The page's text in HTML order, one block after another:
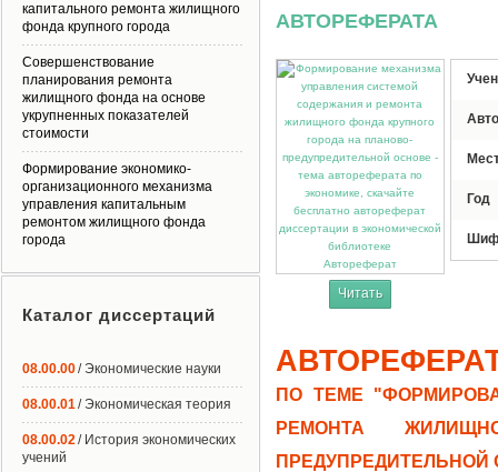
АВТОРЕФЕРАТА
Автореферат
Читать
Год
ПО ТЕМЕ
РЕМОНТА
ПРЕДУПРЕДИТЕЛЬНОЙ
капитального ремонта жилищного
фонда крупного города
Совершенствование
планирования ремонта
жилищного фонда на основе
укрупненных показателей
стоимости
Формирование экономико-
организационного механизма
управления капитальным
ремонтом жилищного фонда
города
Каталог диссертаций
08.00.00/ Экономические науки
08.00.01/ Экономическая теория
08.00.02/ История экономических
учений